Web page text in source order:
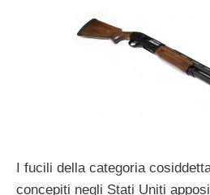
I fucili della categoria
concepiti negli Stati Uniti